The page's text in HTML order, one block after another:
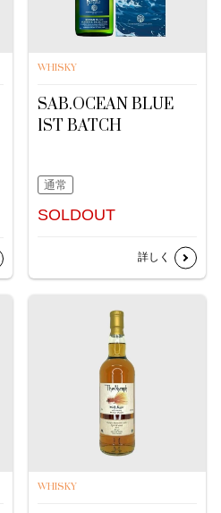
WHISKY
SAB.OCEAN BLUE
1ST BATCH
通常
SOLDOUT
詳しく
WHISKY